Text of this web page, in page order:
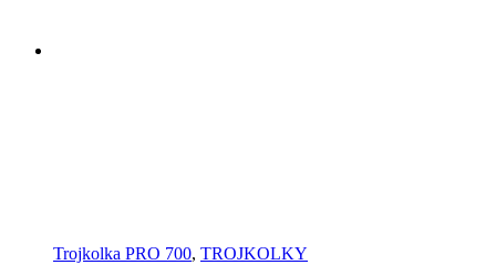
Trojkolka PRO 700, TROJKOLKY